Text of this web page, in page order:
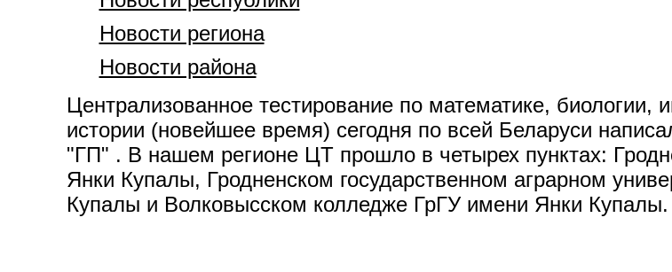
Новости региона
Новости района
Централизованное тестирование по математике, биологии,
истории (новейшее время) сегодня по всей Беларуси
"ГП" . В нашем регионе ЦТ прошло в четырех пунктах:
Янки Купалы, Гродненском государственном аграрном
Купалы и Волковысском колледже ГрГУ имени Янки